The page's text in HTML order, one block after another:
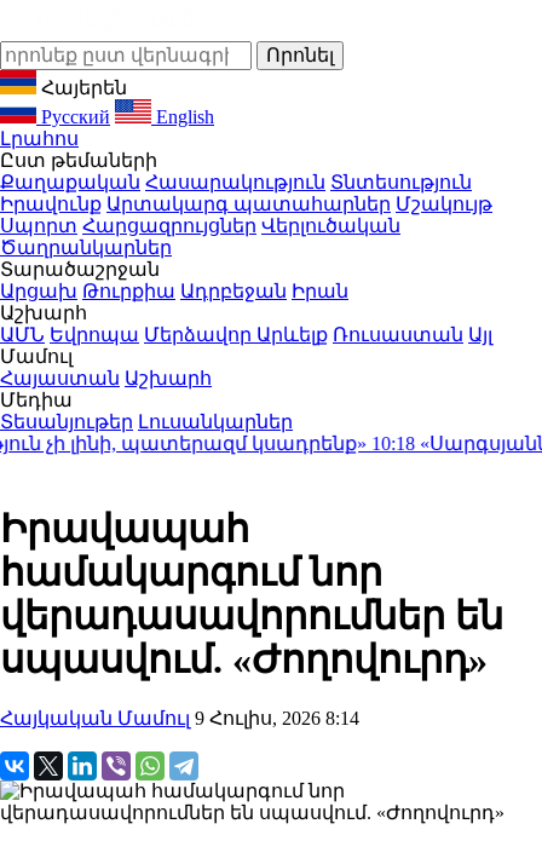
Հայերեն
Русский
English
Լրահոս
Ըստ թեմաների
Քաղաքական Հասարակություն Տնտեսություն
Իրավունք Արտակարգ պատահարներ Մշակույթ
Սպորտ Հարցազրույցներ Վերլուծական
Ծաղրանկարներ
Տարածաշրջան
Արցախ Թուրքիա Ադրբեջան Իրան
Աշխարհ
ԱՄՆ Եվրոպա Մերձավոր Արևելք Ռուսաստան Այլ
Մամուլ
Հայաստան Աշխարհ
Մեդիա
Տեսանյութեր Լուսանկարներ
լինի, պատերազմ կսադրենք»10:18 «Սարգսյանն
Իրավապահ
համակարգում նոր
վերադասավորումներ են
սպասվում. «Ժողովուրդ»
Հայկական Մամուլ 9 Հուլիս, 2026 8:14